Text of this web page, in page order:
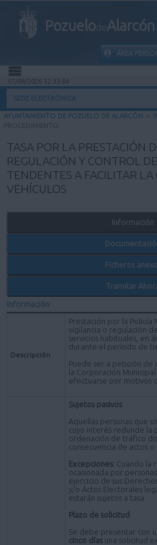
PozuelodeAlarcón
ÁREA
INICIO
INFORMACIÓN
MI CARPETA
INFORMACIÓN
AYUDA
07/08/2026 12:33:04
SEDE ELECTRÓNICA
AYUNTAMIENTO DE POZUELO DE ALARCÓN >
PROCEDIMIENTO
TASA POR LA PRESTACIÓN
REGULACIÓN Y CONTROL
TENDENTES A FACILITAR LA
VEHÍCULOS
Información
Ficheros
Tramitar
Información
Descripción
Prestación por la Policía
vigilancia o regulación
servicios habituales, en
durante el período de
Puede ser a petición de
la Corporación
efectuarse por motivos
Sujetos pasivos
Aquellas personas que
cuyo interés redunde la
ordenación de tráfico
consecuencia de actos o
Excepciones: Cuando la
ocasionada por
ejercicio de sus
y/o Actos Electorales
estarán sujetos a tasa.
Plazo de solicitud
Se debe presentar con
cinco días una solicitud